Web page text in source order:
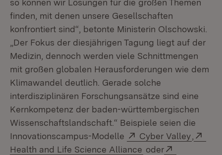
finden, mit denen unsere Gesellschaften
konfrontiert sind“, betonte Ministerin Olschowski.
„Der Fokus der diesjährigen Tagung liegt auf der
Medizin, dennoch werden viele Schnittmengen
mit großen globalen Herausforderungen wie dem
Klimawandel deutlich. Gerade solche
interdisziplinären Forschungsansätze sind eine
Kernkompetenz der baden-württembergischen
Wissenschaftslandschaft.“ Beispiele seien die
Innovationscampus-Modelle
Extern:
Cyber Valley
Health and Life Science Alliance (Öffnet in neuem
oder